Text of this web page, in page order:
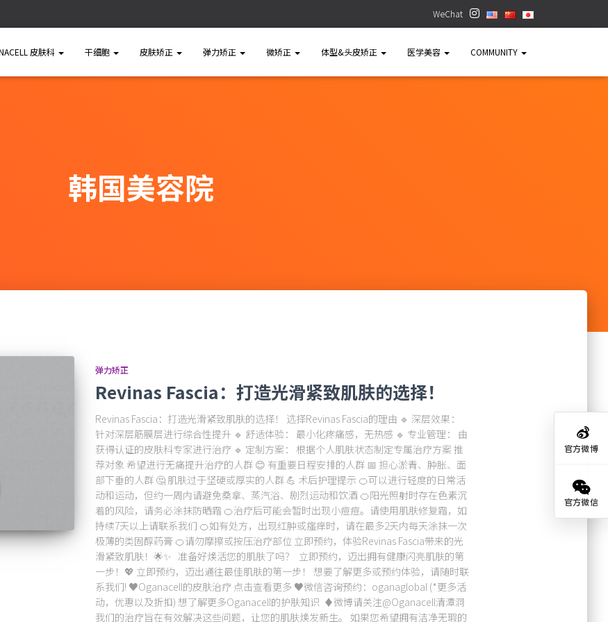
WeChat
皮肤科 干细胞 皮肤矫正 弹力矫正 微矫正 体型&头皮矫正 医学美容 COMMUNITY
韩国美容院
弹力矫正
Revinas Fascia：打造光滑紧致肌肤的选择！
Revinas Fascia：打造光滑紧致肌肤的选择！ 选择Revinas Fascia的理由 🔹 深层效果：
针对深层筋膜层进行综合性提升 🔹 舒适体验： 最小化疼痛感，无热感 🔹 专业管理： 由
获得认证的皮肤科专家进行治疗 🔹 定制方案： 根据个人肌肤状态制定专属治疗方案 推
荐对象 希望进行无痛提升治疗的人群 😊 有重要日程安排的人群 📅 担心淤青、肿胀、面
部下垂的人群 🤔 肌肤过于坚硬或厚实的人群 💪 术后护理提示 🍊可以进行轻度的日常活
动和运动，但约一周内请避免桑拿、蒸汽浴、剧烈运动和饮酒 🍊阳光照射时存在色素沉
着的风险，请务必涂抹防晒霜 🍊治疗后可能会暂时出现小痘痘。请使用肌肤修复霜，如
持续7天以上请联系我们 🍊如有处方，出现红肿或瘙痒时，请在最多2天内每天涂抹一次
极薄的类固醇药膏 🍊请勿摩擦或按压治疗部位 立即预约，体验Revinas Fascia带来的光
滑紧致肌肤！🌟✨ 准备好焕活您的肌肤了吗？ 立即预约，迈出拥有健康闪亮肌肤的第
一步！💖 立即预约，迈出通往最佳肌肤的第一步！ 想要了解更多或预约体验，请随时联
系我们! ♥Oganacell的皮肤治疗 点击查看更多 ♥微信咨询预约：oganaglobal (*更多活
动，优惠以及折扣) 想了解更多Oganacell的护肤知识 ♦微博请关注@Oganacell清潭洞
我们的治疗旨在有效解决这些问题，让您的肌肤焕发新生。 如果您希望拥有洁净无瑕的
官方微博
官方微信